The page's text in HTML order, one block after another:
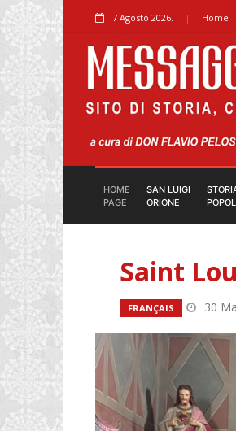
7 Agosto 2026. Home
HOME
PAGE
SAN LUIGI
ORIONE
Saint
FRANÇAIS 30